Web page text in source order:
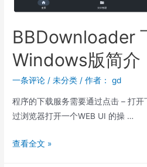
BBDownloader
Windows版简介
一条评论 /未分类 / 作者： gd
程序的下载服务需要通过点击 – 打
过浏览器打开一个WEB UI 的操 …
查看全文 »